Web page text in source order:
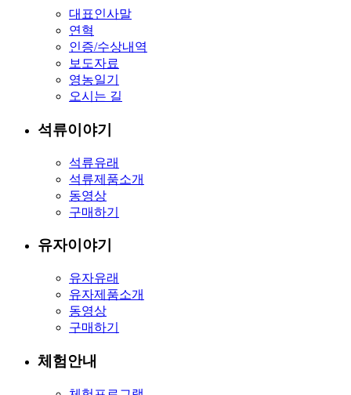
대표인사말
연혁
인증/수상내역
보도자료
영농일기
오시는 길
석류이야기
석류유래
석류제품소개
동영상
구매하기
유자이야기
유자유래
유자제품소개
동영상
구매하기
체험안내